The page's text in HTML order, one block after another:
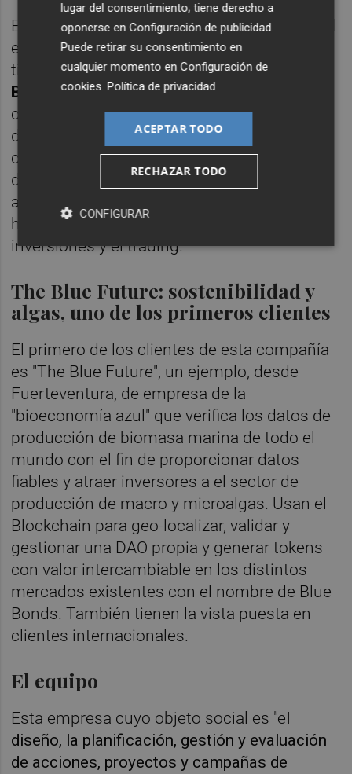
En el mundo para las apuestas deportivas, el
equipo de Made in Blockchain también
tienen experiencia en compañías como
Betsfy - que ayuda con tips y con
comparadores de cuota de mercado y otros
datos para apuestas basadas en calidad y
conocimiento-. Asimismo,Btrading
de las referencias en este equipo, una
agencia de crecimiento donde desarrollan y
hacen crecer marcas en el mundo de las
inversiones y el trading.
The Blue Future: sostenibilidad y
algas, uno de los primeros clientes
El primero de los clientes de esta compañía
es "The Blue Future", un ejemplo, desde
Fuerteventura, de empresa de la
"bioeconomía azul" que verifica los datos de
producción de biomasa marina de todo el
mundo con el fin de proporcionar datos
fiables y atraer inversores a el sector de
producción de macro y microalgas. Usan el
Blockchain para geo-localizar, validar y
gestionar una DAO propia y generar tokens
con valor intercambiable en los distintos
mercados existentes con el nombre de Blue
Bonds. También tienen la vista puesta en
clientes internacionales.
El equipo
Esta empresa cuyo objeto social es "el
diseño, la planificación, gestión y evaluación
de acciones, proyectos y campañas de
lugar del consentimiento; tiene derecho a
oponerse enConfiguración de publicidad.
Puede retirar su consentimiento en
cualquier momento enConfiguración de
cookies.Política de privacidad
ACEPTAR TODO
RECHAZAR TODO
CONFIGURAR